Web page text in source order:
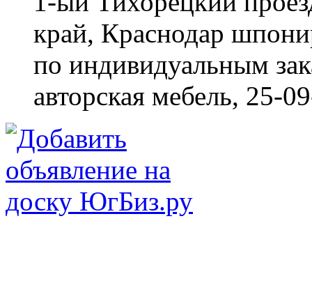
край, Краснодар
по индивидуальным
авторская мебель, 25-